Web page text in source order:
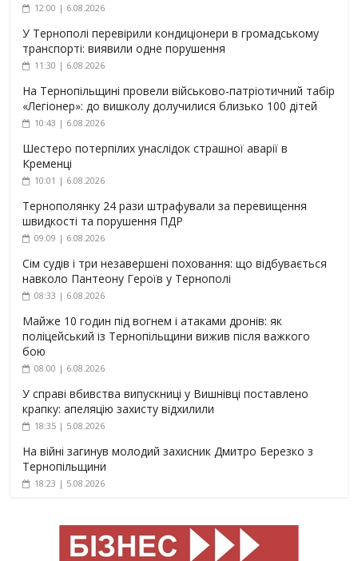
12:00 | 6.08.2026
У Тернополі перевірили кондиціонери в громадському
транспорті: виявили одне порушення
11:30 | 6.08.2026
На Тернопільщині провели військово-патріотичний табір
«Легіонер»: до вишколу долучилися близько 100 дітей
10:43 | 6.08.2026
Шестеро потерпілих унаслідок страшної аварії в
Кременці
10:01 | 6.08.2026
Тернополянку 24 рази штрафували за перевищення
швидкості та порушення ПДР
09:09 | 6.08.2026
Сім судів і три незавершені поховання: що відбувається
навколо Пантеону Героїв у Тернополі
08:33 | 6.08.2026
Майже 10 годин під вогнем і атаками дронів: як
поліцейський із Тернопільщини вижив після важкого
бою
08:00 | 6.08.2026
У справі вбивства випускниці у Вишнівці поставлено
крапку: апеляцію захисту відхилили
18:35 | 5.08.2026
На війні загинув молодий захисник Дмитро Березко з
Тернопільщини
18:23 | 5.08.2026